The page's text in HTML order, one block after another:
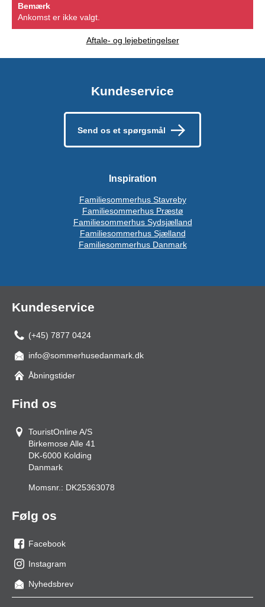
Bemærk
Ankomst er ikke valgt.
Aftale- og lejebetingelser
Kundeservice
Send os et spørgsmål
Inspiration
Familiesommerhus Stavreby
Familiesommerhus Præstø
Familiesommerhus Sydsjælland
Familiesommerhus Sjælland
Familiesommerhus Danmark
Kundeservice
(+45) 7877 0424
info@sommerhusedanmark.dk
Åbningstider
Find os
TouristOnline A/S
Birkemose Alle 41
DK-6000 Kolding
Danmark
Momsnr.: DK25363078
Følg os
os
på
facebook
Facebook
os
på
Instagram
Nyhedsbrev